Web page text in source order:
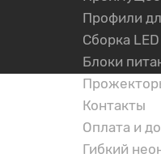
Профили
Сборка
Блоки
Контакты
Оплата и
Гибкий